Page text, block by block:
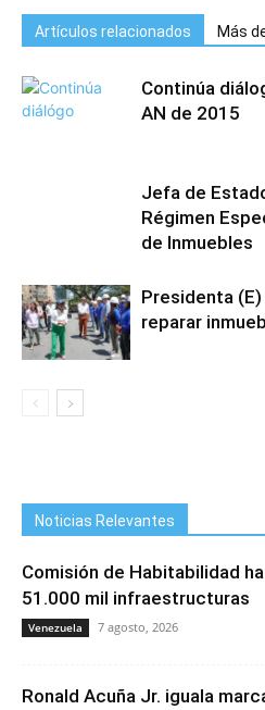
Artículos relacionados Más
Continúa
AN de 2015
Jefa de
Régimen
de Inmuebles
Presidenta
reparar
Noticias Relevantes
Comisión de Habitabilidad
51.000 mil infraestructuras
Venezuela 7 agosto, 2026
Ronald Acuña Jr. iguala